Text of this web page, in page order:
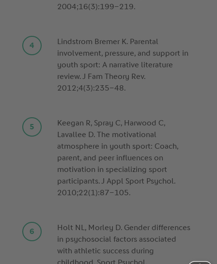
2004;16(3):199–219.
Lindstrom Bremer K. Parental
involvement, pressure, and support in
youth sport: A narrative literature
review. J Fam Theory Rev.
2012;4(3):235–48.
Keegan R, Spray C, Harwood C,
Lavallee D. The motivational
atmosphere in youth sport: Coach,
parent, and peer influences on
motivation in specializing sport
participants. J Appl Sport Psychol.
2010;22(1):87–105.
Holt NL, Morley D. Gender differences
in psychosocial factors associated
with athletic success during